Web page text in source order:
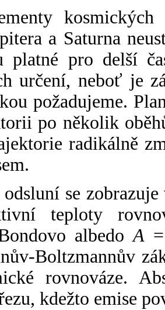
a Saturna
platné pro delší
určení, neboť je
požadujeme.
po několik
radikálně
se
teploty
albedoA
Boltzmannův
rovnováze.
kdežto emise